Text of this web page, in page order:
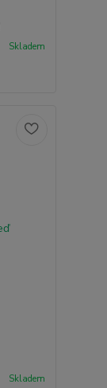
Skladem
Skladem